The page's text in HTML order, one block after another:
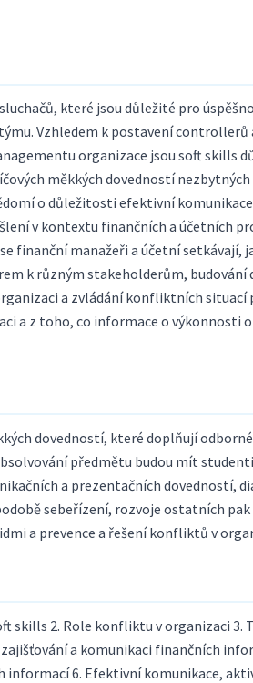
které jsou důležité pro
Vzhledem k postavení
organizace jsou soft skills
měkkých dovedností
o důležitosti efektivní
v kontextu finančních a účetních
finanční manažeři a účetní setkávají,
k různým stakeholderům, budování
a zvládání konfliktních situací
a z toho, co informace o výkonnosti
dovedností, které doplňují
předmětu budou mít
a prezentačních dovedností,
sebeřízení, rozvoje ostatních pak
a prevence a řešení konfliktů v
skills 2. Role konfliktu v organizaci 3.
a komunikaci finančních
informací 6. Efektivní komunikace,